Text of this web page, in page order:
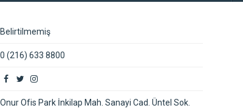
Belirtilmemiş
0 (216) 633 8800
Onur Ofis Park İnkilap Mah. Sanayi Cad. Üntel Sok.